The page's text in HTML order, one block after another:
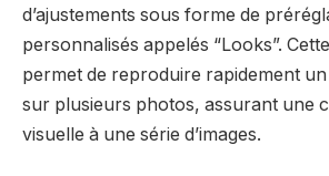
d’ajustements sous forme de
personnalisés appelés “Looks”.
permet de reproduire rapidement
sur plusieurs photos, assurant une
visuelle à une série d’images.